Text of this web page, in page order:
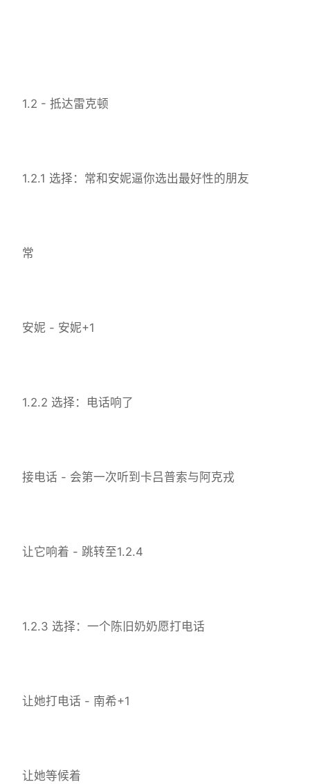
1.2 - 抵达雷克顿
1.2.1 选择：常和安妮逼你选出最好性的朋友
常
安妮 - 安妮+1
1.2.2 选择：电话响了
接电话 - 会第一次听到卡吕普索与阿克戎
让它响着 - 跳转至1.2.4
1.2.3 选择：一个陈旧奶奶愿打电话
让她打电话 - 南希+1
让她等候着